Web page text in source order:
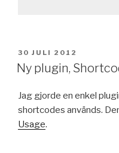
PUBLICERAT
30 JULI 2012
Ny plugin,
Jag gjorde en enkel
shortcodes används.
Usage.